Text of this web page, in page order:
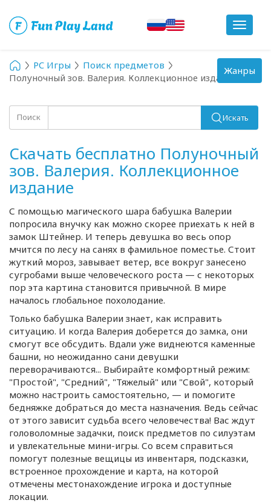
Toggle
PC Игры
Поиск предметов
Полуночный зов. Валерия. Коллекционное издание
Поиск Искать
Скачать бесплатно Полуночный
зов. Валерия. Коллекционное
издание
С помощью магического шара бабушка Валерии
попросила внучку как можно скорее приехать к ней в
замок Штейнер. И теперь девушка во весь опор
мчится по лесу на санях в фамильное поместье. Стоит
жуткий мороз, завывает ветер, все вокруг занесено
сугробами выше человеческого роста — с некоторых
пор эта картина становится привычной. В мире
началось глобальное похолодание.
Только бабушка Валерии знает, как исправить
ситуацию. И когда Валерия доберется до замка, они
смогут все обсудить. Вдали уже виднеются каменные
башни, но неожиданно сани девушки
переворачиваются... Выбирайте комфортный режим:
"Простой", "Средний", "Тяжелый" или "Свой", который
можно настроить самостоятельно, — и помогите
бедняжке добраться до места назначения. Ведь сейчас
от этого зависит судьба всего человечества! Вас ждут
головоломные задачки, поиск предметов по силуэтам
и увлекательные мини-игры. Со всем справиться
помогут полезные вещицы из инвентаря, подсказки,
встроенное прохождение и карта, на которой
отмечены местонахождение игрока и доступные
локации.
Toggle
navigation
Жанры